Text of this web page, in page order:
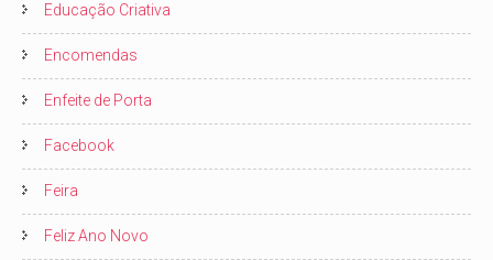
Educação Criativa
Encomendas
Enfeite de Porta
Facebook
Feira
Feliz Ano Novo